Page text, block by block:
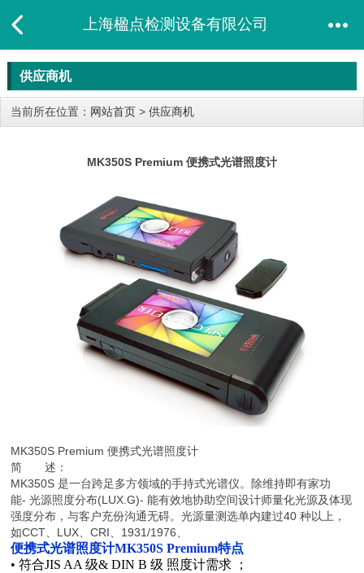
上海楹点检测设备有限公司
供应商机
当前所在位置： 网站首页 > 供应商机
MK350S Premium 便携式光谱照度计
MK350S Premium 便携式光谱照度计
简 述：
MK350S 是一台跨足多方领域的手持式光谱仪。除维持即有家功
能- 光源照度分布(LUX.G)- 能有效地协助空间设计师量化光源及体现
强度分布，与客户充份沟通无碍。光源量测选单内建过40 种以上，
如CCT、LUX、CRI、1931/1976、
便携式光谱照度计MK350S Premium特点
• 符合JIS AA 级& DIN B 级 照度计需求 ；